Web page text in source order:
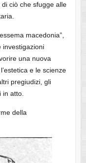
ciò che sfugge alle
macedonia”,
investigazioni
una nuova
e le scienze
pregiudizi, gli
atto.
della